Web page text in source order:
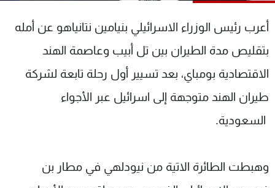
أعرب رئيس الوزراء الاسرائيلي بنيامين نتانياهو عن أمله
بتقليص مدة الطيران بين تل أبيب وعاصمة الهند
الاقتصادية بومباي، بعد تسيير أول رحلة تابعة لشركة
طيران الهند متوجهة إلى اسرائيل عبر الأجواء
السعودية.
وهبطت الطائرة الاتية من نيودلهي في مطار بن
جدول البرامج
شاهد البرامج
عن MTV
الإنـتـاج
لاعلاناتكم
وظائف
تواصل معنا
شروط الإسـتخدام